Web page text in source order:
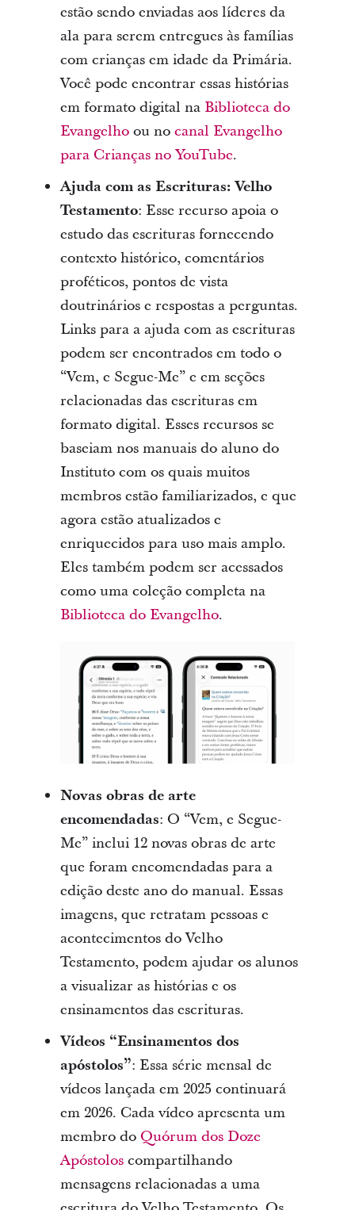
estão sendo enviadas aos líderes da
ala para serem entregues às famílias
com crianças em idade da Primária.
Você pode encontrar essas histórias
em formato digital na Biblioteca do
Evangelhoou no canal Evangelho
para Crianças no YouTube.
Ajuda com as Escrituras: Velho
Testamento: Esse recurso apoia o
estudo das escrituras fornecendo
contexto histórico, comentários
proféticos, pontos de vista
doutrinários e respostas a perguntas.
Links para a ajuda com as escrituras
podem ser encontrados em todo o
“Vem, e Segue-Me” e em seções
relacionadas das escrituras em
formato digital. Esses recursos se
baseiam nos manuais do aluno do
Instituto com os quais muitos
membros estão familiarizados, e que
agora estão atualizados e
enriquecidos para uso mais amplo.
Eles também podem ser acessados
como uma coleção completa na
Biblioteca do Evangelho.
Novas obras de arte
encomendadas: O “Vem, e Segue-
Me” inclui 12 novas obras de arte
que foram encomendadas para a
edição deste ano do manual. Essas
imagens, que retratam pessoas e
acontecimentos do Velho
Testamento, podem ajudar os alunos
a visualizar as histórias e os
ensinamentos das escrituras.
Vídeos “Ensinamentos dos
apóstolos”: Essa série mensal de
vídeos lançada em 2025 continuará
em 2026. Cada vídeo apresenta um
membro do Quórum dos Doze
Apóstoloscompartilhando
mensagens relacionadas a uma